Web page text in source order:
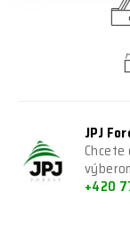
JPJ
+420